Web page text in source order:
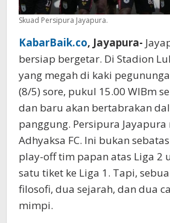
Skuad Persipura Jayapura.
KabarBaik.co, Jayapura-
bersiap bergetar. Di Stadion
yang megah di kaki
(8/5) sore, pukul 15.00 WIBm
dan baru akan bertabrakan
panggung. Persipura Jayapura
Adhyaksa FC. Ini bukan
play-off tim papan atas Liga 2
satu tiket ke Liga 1. Tapi,
filosofi, dua sejarah, dan dua
mimpi.